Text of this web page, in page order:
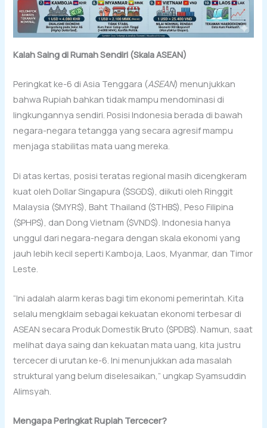
Kalah Saing di Rumah Sendiri (Skala ASEAN)
Peringkat ke-6 di Asia Tenggara (ASEAN) menunjukkan
bahwa Rupiah bahkan tidak mampu mendominasi di
lingkungannya sendiri. Posisi Indonesia berada di bawah
negara-negara tetangga yang secara agresif mampu
menjaga stabilitas mata uang mereka.
Di atas kertas, posisi teratas regional masih dicengkeram
kuat oleh Dollar Singapura ($SGD$), diikuti oleh Ringgit
Malaysia ($MYR$), Baht Thailand ($THB$), Peso Filipina
($PHP$), dan Dong Vietnam ($VND$). Indonesia hanya
unggul dari negara-negara dengan skala ekonomi yang
jauh lebih kecil seperti Kamboja, Laos, Myanmar, dan Timor
Leste.
“Ini adalah alarm keras bagi tim ekonomi pemerintah. Kita
selalu mengklaim sebagai kekuatan ekonomi terbesar di
ASEAN secara Produk Domestik Bruto ($PDB$). Namun, saat
melihat daya saing dan kekuatan mata uang, kita justru
tercecer di urutan ke-6. Ini menunjukkan ada masalah
struktural yang belum diselesaikan,” ungkap Syamsuddin
Alimsyah.
Mengapa Peringkat Rupiah Tercecer?